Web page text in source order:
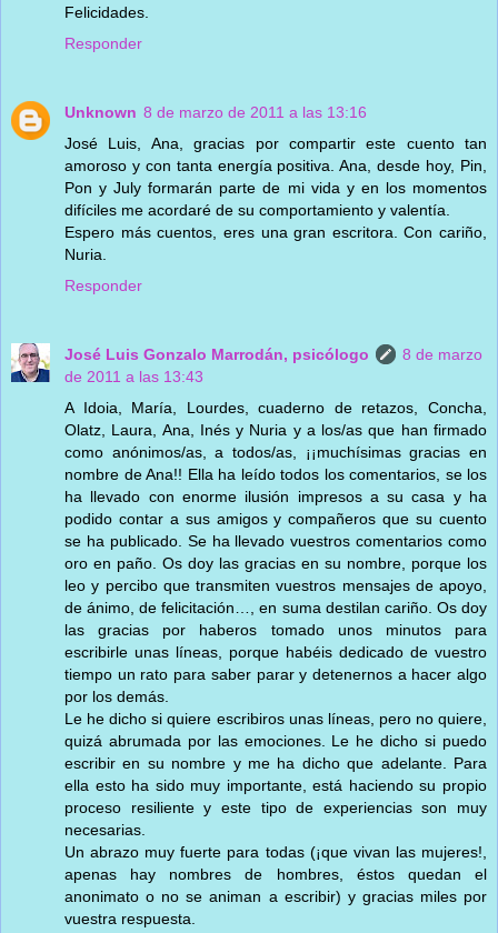
Felicidades.
Responder
Unknown 8 de marzo de 2011 a las 13:16
José Luis, Ana, gracias por compartir este cuento tan
amoroso y con tanta energía positiva. Ana, desde hoy, Pin,
Pon y July formarán parte de mi vida y en los momentos
difíciles me acordaré de su comportamiento y valentía.
Espero más cuentos, eres una gran escritora. Con cariño,
Nuria.
Responder
José Luis Gonzalo Marrodán, psicólogo
8 de marzo
de 2011 a las 13:43
A Idoia, María, Lourdes, cuaderno de retazos, Concha,
Olatz, Laura, Ana, Inés y Nuria y a los/as que han firmado
como anónimos/as, a todos/as, ¡¡muchísimas gracias en
nombre de Ana!! Ella ha leído todos los comentarios, se los
ha llevado con enorme ilusión impresos a su casa y ha
podido contar a sus amigos y compañeros que su cuento
se ha publicado. Se ha llevado vuestros comentarios como
oro en paño. Os doy las gracias en su nombre, porque los
leo y percibo que transmiten vuestros mensajes de apoyo,
de ánimo, de felicitación…, en suma destilan cariño. Os doy
las gracias por haberos tomado unos minutos para
escribirle unas líneas, porque habéis dedicado de vuestro
tiempo un rato para saber parar y detenernos a hacer algo
por los demás.
Le he dicho si quiere escribiros unas líneas, pero no quiere,
quizá abrumada por las emociones. Le he dicho si puedo
escribir en su nombre y me ha dicho que adelante. Para
ella esto ha sido muy importante, está haciendo su propio
proceso resiliente y este tipo de experiencias son muy
necesarias.
Un abrazo muy fuerte para todas (¡que vivan las mujeres!,
apenas hay nombres de hombres, éstos quedan el
anonimato o no se animan a escribir) y gracias miles por
vuestra respuesta.